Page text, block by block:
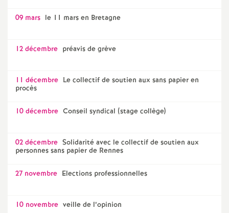
09 mars le 11 mars en Bretagne
12 décembre préavis de grève
11 décembre Le collectif de soutien aux sans papier en
procès
10 décembre Conseil syndical (stage collège)
02 décembre Solidarité avec le collectif de soutien aux
personnes sans papier de Rennes
27 novembre Elections professionnelles
10 novembre veille de l’opinion